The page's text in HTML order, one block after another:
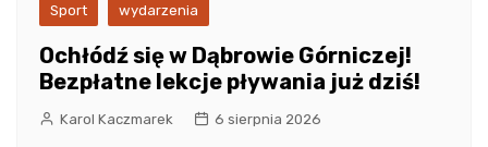
Sport wydarzenia
Ochłódź się w Dąbrowie Górniczej!
Bezpłatne lekcje pływania już dziś!
Karol Kaczmarek 6 sierpnia 2026